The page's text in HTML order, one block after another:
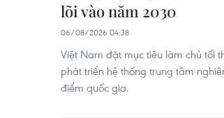
lõi vào năm 2030
06/08/2026 04:38
Việt Nam đặt mục tiêu làm chủ tối
phát triển hệ thống trung tâm
điểm quốc gia.